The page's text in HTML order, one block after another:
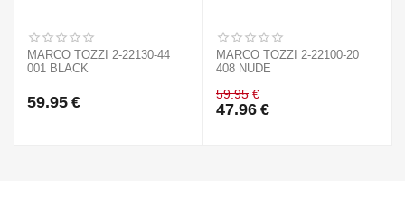
MARCO TOZZI 2-22130-44
001 BLACK
59.95 €
MARCO TOZZI 2-22100-20
408 NUDE
59.95 €
47.96 €